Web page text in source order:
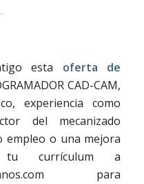
esta oferta de
CAD-CAM,
experiencia como
del mecanizado
empleo o una mejora
tu currículum a
para